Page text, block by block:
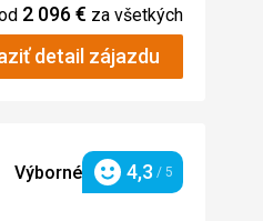
2 096€ za všetkých
detail zájazdu
Výborné Hodnotenie
4,3 / 5